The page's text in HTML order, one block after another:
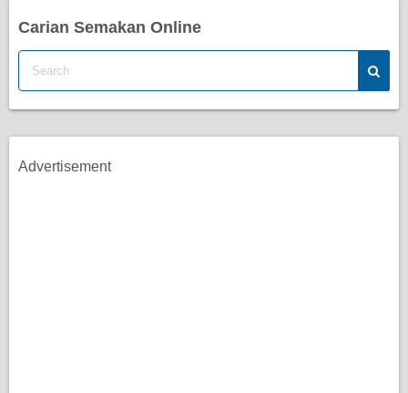
Carian Semakan Online
Advertisement